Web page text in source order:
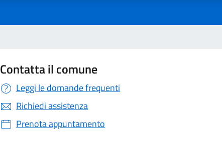
Contatta il comune
Leggi le domande frequenti
Richiedi assistenza
Prenota appuntamento